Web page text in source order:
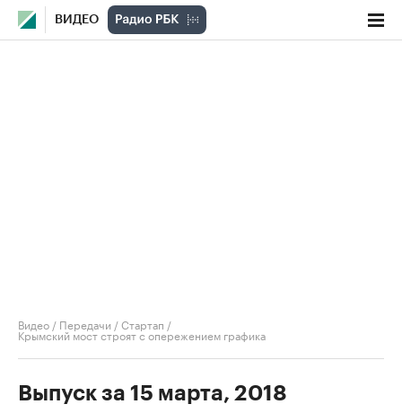
ВИДЕО
Видео / Передачи /Стартап /
Крымский мост строят с опережением графика
Выпуск за 15 марта, 2018